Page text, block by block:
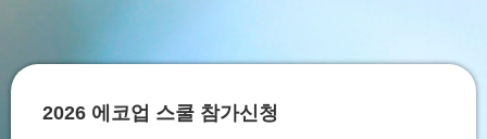
2026 에코업 스쿨 참가신청